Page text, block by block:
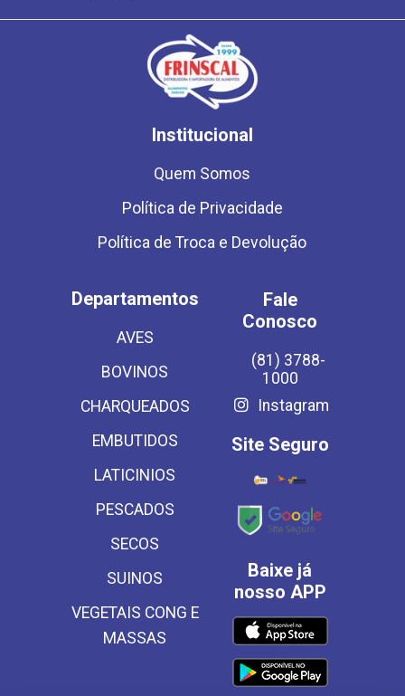
Institucional
Quem Somos
Política de Privacidade
Política de Troca e Devolução
Departamentos
AVES
BOVINOS
CHARQUEADOS
EMBUTIDOS
LATICINIOS
PESCADOS
SECOS
SUINOS
VEGETAIS CONG E
MASSAS
Fale
Conosco
(81) 3788-
1000
Instagram
Site Seguro
Baixe já
nosso APP